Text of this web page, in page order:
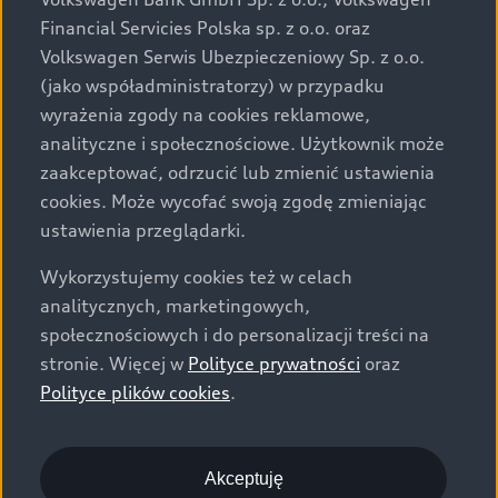
za dopłatą. Wiążące ustalenie ceny, wyposażenia i
specyfikacji pojazdu następują w umowie sprzedaży, a
określenie parametrów technicznych zawiera
świadectwo homologacji typu pojazdu. Zastrzegamy
sobie prawo do zmian i pomyłek. Wszelkie informacje
prezentowane na stronie są aktualne na dzień ich
zamieszczania. W celu uzyskania najnowszych
informacji prosimy kontaktować się z Partnerem Marki
Audi.
Wszystkie produkowane obecnie samochody marki Audi
są wykonywane z materiałów spełniających pod
względem możliwości odzysku i recyklingu wymagania
określone w normie ISO 22628 i są zgodne z
europejskimi świadectwami homologacji wydanymi wg
o.o. podlega obowiązkowi zapewnienia wszystkim
użytkownikom samochodów marki Volkswagen sieci
Financial Servicies Polska sp. z o.o. oraz
Volkswagen Serwis Ubezpieczeniowy Sp. z o.o.
(jako współadministratorzy) w przypadku
wyrażenia zgody na cookies reklamowe,
analityczne i społecznościowe. Użytkownik może
zaakceptować, odrzucić lub zmienić ustawienia
cookies. Może wycofać swoją zgodę zmieniając
ustawienia przeglądarki.
Wykorzystujemy cookies też w celach
analitycznych, marketingowych,
społecznościowych i do personalizacji treści na
stronie. Więcej w Polityce prywatności oraz
Polityce plików cookies.
Akceptuję